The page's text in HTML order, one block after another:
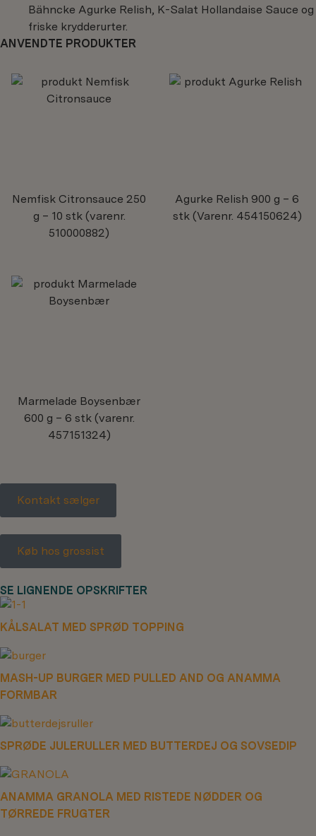
Bähncke Agurke Relish, K-Salat Hollandaise Sauce og
friske krydderurter.
ANVENDTE PRODUKTER
Nemfisk Citronsauce 250
g – 10 stk (varenr.
510000882)
Agurke Relish 900 g – 6
stk (Varenr. 454150624)
Marmelade Boysenbær
600 g – 6 stk (varenr.
457151324)
Kontakt sælger
Køb hos grossist
SE LIGNENDE OPSKRIFTER
KÅLSALAT MED SPRØD TOPPING
MASH-UP BURGER MED PULLED AND OG ANAMMA
FORMBAR
SPRØDE JULERULLER MED BUTTERDEJ OG SOVSEDIP
ANAMMA GRANOLA MED RISTEDE NØDDER OG
TØRREDE FRUGTER